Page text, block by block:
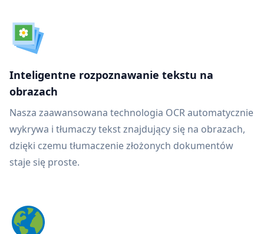
Inteligentne rozpoznawanie tekstu na
obrazach
Nasza zaawansowana technologia OCR automatycznie
wykrywa i tłumaczy tekst znajdujący się na obrazach,
dzięki czemu tłumaczenie złożonych dokumentów
staje się proste.